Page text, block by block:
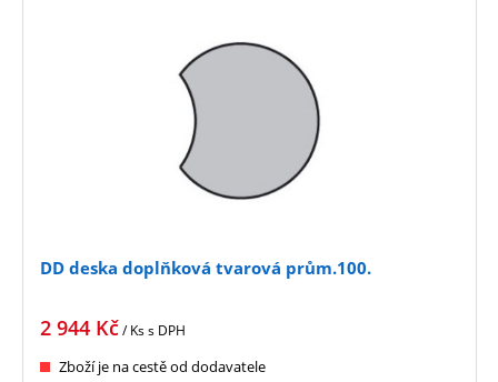
DD deska doplňková tvarová prům.100.
2 944 Kč/ Kss DPH
Zboží je na cestě od dodavatele